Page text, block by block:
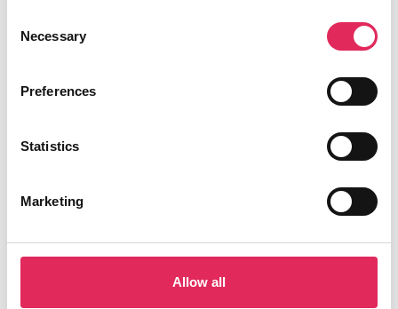
Selection
Necessary
Preferences
Statistics
Marketing
Allow all
Aktiviteter
Kurser
Litteraturoversigt
Bliv medlem af applaus